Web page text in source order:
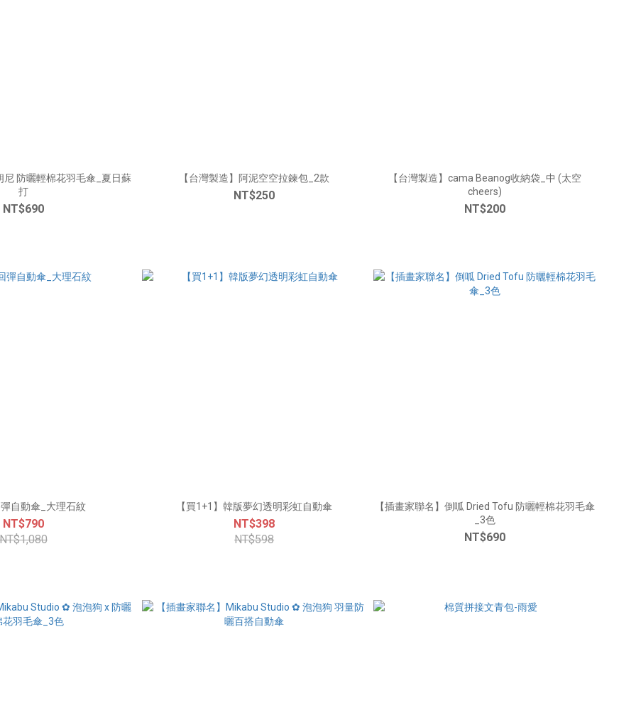
日蘇
打
NT$690
【台灣製造】阿泥空空拉鍊包_2款
NT$250
【台灣製造】cama Beanog收納袋_中 (太空
cheers)
NT$200
自動傘_大理石紋
NT$790
【買1+1】韓版夢幻透明彩虹自動傘
NT$398
NT$598
【插畫家聯名】倒呱 Dried Tofu 防曬輕棉花羽毛傘
_3色
NT$690